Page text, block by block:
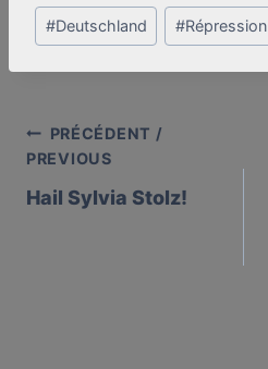
Post
Tags:
#Deutschland #Répression
Post
navigation
PRÉCÉDENT /
PREVIOUS
Hail Sylvia Stolz!